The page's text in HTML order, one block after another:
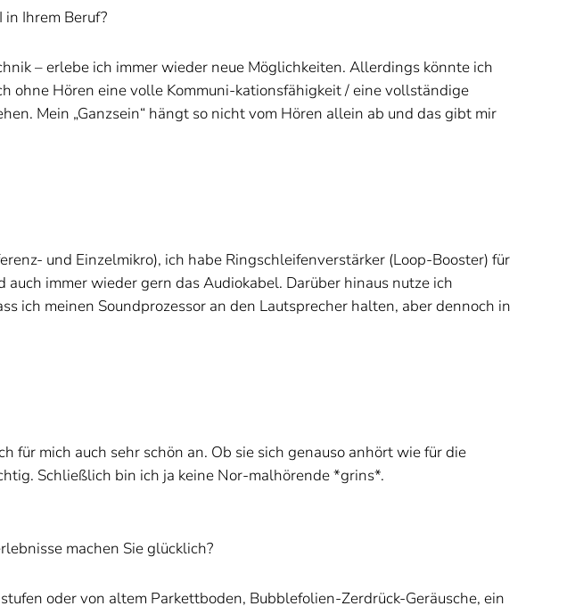
in Ihrem Beruf?
– erlebe ich immer wieder neue Möglichkeiten. Allerdings könnte ich
ohne Hören eine volle Kommuni-kationsfähigkeit / eine vollständige
Mein „Ganzsein“ hängt so nicht vom Hören allein ab und das gibt mir
und Einzelmikro), ich habe Ringschleifenverstärker (Loop-Booster) für
immer wieder gern das Audiokabel. Darüber hinaus nutze ich
ich meinen Soundprozessor an den Lautsprecher halten, aber dennoch in
für mich auch sehr schön an. Ob sie sich genauso anhört wie für die
Schließlich bin ich ja keine Nor-malhörende *grins*.
machen Sie glücklich?
oder von altem Parkettboden, Bubblefolien-Zerdrück-Geräusche, ein